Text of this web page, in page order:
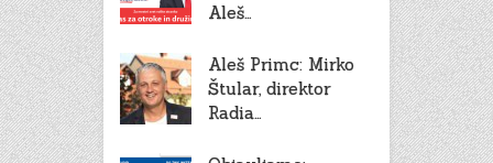
Aleš…
Aleš Primc: Mirko
Štular, direktor
Radia…